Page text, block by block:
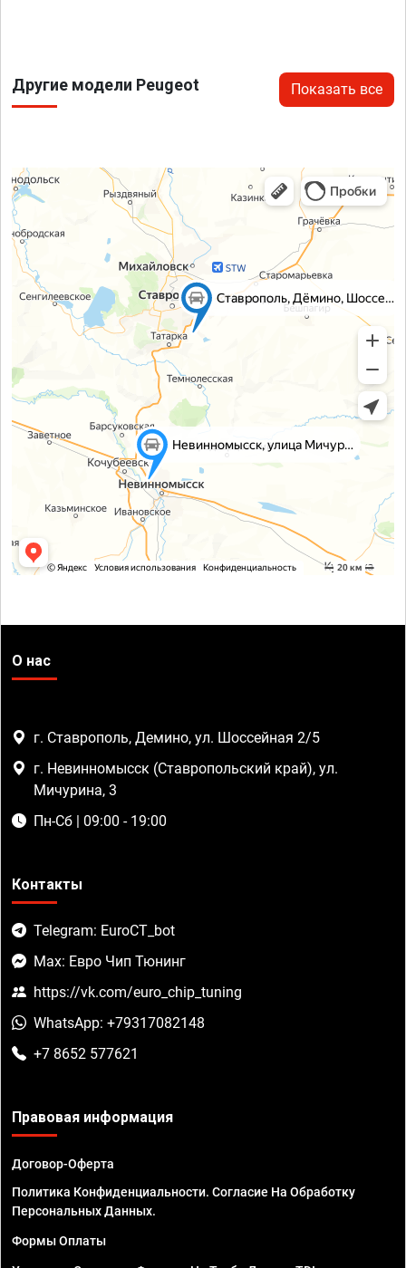
Другие модели Peugeot Показать все
О нас
г. Ставрополь, Демино, ул. Шоссейная 2/5
г. Невинномысск (Ставропольский край), ул.
Мичурина, 3
Пн-Сб | 09:00 - 19:00
Контакты
Telegram: EuroCT_bot
Max: Евро Чип Тюнинг
https://vk.com/euro_chip_tuning
WhatsApp: +79317082148
+7 8652 577621
Правовая информация
Договор-Оферта
Политика Конфиденциальности. Согласие На Обработку
Персональных Данных.
Формы Оплаты